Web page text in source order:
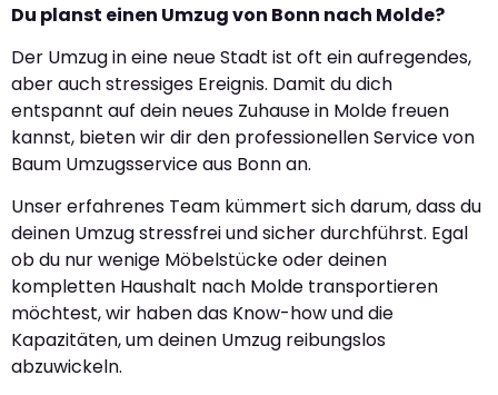
Du planst einen Umzug von Bonn nach Molde?
Der Umzug in eine neue Stadt ist oft ein aufregendes,
aber auch stressiges Ereignis. Damit du dich
entspannt auf dein neues Zuhause in Molde freuen
kannst, bieten wir dir den professionellen Service von
Baum Umzugsservice aus Bonn an.
Unser erfahrenes Team kümmert sich darum, dass du
deinen Umzug stressfrei und sicher durchführst. Egal
ob du nur wenige Möbelstücke oder deinen
kompletten Haushalt nach Molde transportieren
möchtest, wir haben das Know-how und die
Kapazitäten, um deinen Umzug reibungslos
abzuwickeln.